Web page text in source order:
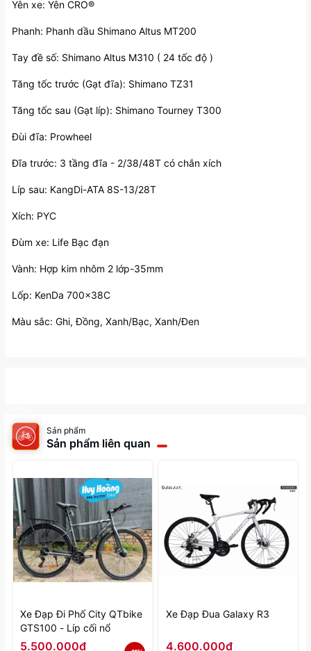
Yên xe: Yên CRO®
Phanh: Phanh dầu Shimano Altus MT200
Tay đề số: Shimano Altus M310 ( 24 tốc độ )
Tăng tốc trước (Gạt đĩa): Shimano TZ31
Tăng tốc sau (Gạt líp): Shimano Tourney T300
Đùi đĩa: Prowheel
Đĩa trước: 3 tầng đĩa - 2/38/48T có chắn xích
Líp sau: KangDi-ATA 8S-13/28T
Xích: PYC
Đùm xe: Life Bạc đạn
Vành: Hợp kim nhôm 2 lớp-35mm
Lốp: KenDa 700x38C
Màu sắc: Ghi, Đồng, Xanh/Bạc, Xanh/Đen
Sản phẩm
Sản phẩm liên quan
Xe Đạp Đi Phố City QTbike
GTS100 - Líp cối nổ
5.500.000₫
Xe Đạp Đua Galaxy R3
4.600.000₫